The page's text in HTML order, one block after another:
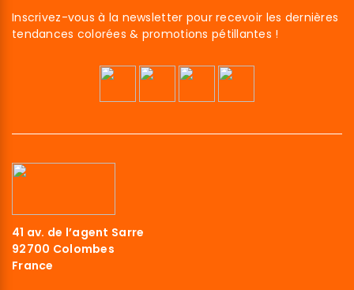
Inscrivez-vous à la newsletter pour recevoir les dernières
tendances colorées & promotions pétillantes !
41 av. de l’agent Sarre
92700 Colombes
France